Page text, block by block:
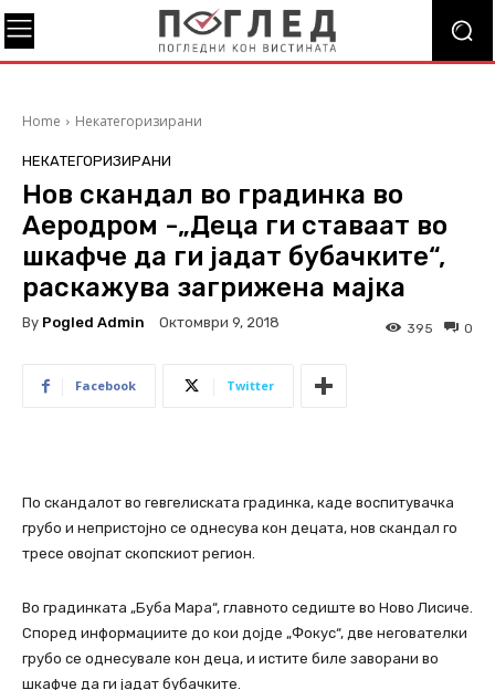
Home Некатегоризирани
НЕКАТЕГОРИЗИРАНИ
Нов скандал во градинка во
Аеродром -„Деца ги ставаат во
шкафче да ги јадат бубачките“,
раскажува загрижена мајка
By Pogled Admin Октомври 9, 2018 0
395
Facebook Twitter
По скандалот во гевгелиската градинка, каде воспитувачка
грубо и непристојно се однесува кон децата, нов скандал го
тресе овојпат скопскиот регион.
Во градинката „Буба Мара“, главното седиште во Ново Лисиче.
Според информациите до кои дојде „Фокус“, две негователки
грубо се однесувале кон деца, и истите биле заворани во
шкафче да ги јадат бубачките.